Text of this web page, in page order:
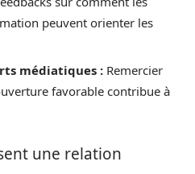
peuvent orienter les
médiatiques : Remercier
favorable contribue à
une relation